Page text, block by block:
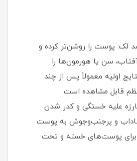
لک: پوست را روشن‌تر کرده و
سن یا هورمون‌ها را
اولیه معمولاً پس از چند
قابل مشاهده است.
علیه خستگی و کدر شدن
و پرجنب‌وجوش به پوست
برای پوست‌های خسته و تحت